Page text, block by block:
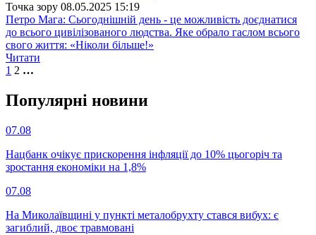
Точка зору 08.05.2025 15:19
Петро Мага: Сьогоднішній день - це можливість доєднатися
до всього цивілізованого людства. Яке обрало гаслом всього
свого життя: «Ніколи більше!»
Читати
1 2 …
Популярнi новини
07.08
Нацбанк очікує прискорення інфляції до 10% цьогоріч та
зростання економіки на 1,8%
07.08
На Миколаївщині у пункті металобрухту стався вибух: є
загиблий, двоє травмовані